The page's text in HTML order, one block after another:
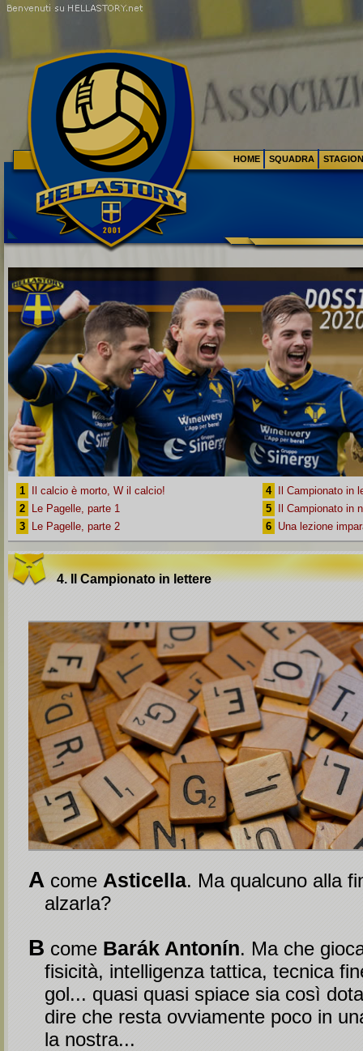
1
Il calcio è morto, W il calcio!
2
Le Pagelle, parte 1
3
Le Pagelle, parte 2
4
Il Campionato in
5
Il Campionato in
6 Una lezione
4. Il Campionato in lettere
A come Asticella. Ma qualcuno alla
alzarla?
B come Barák Antonín. Ma che
fisicità, intelligenza tattica, tecnica
gol... quasi quasi spiace sia così
dire che resta ovviamente poco in
la nostra...
HOME SQUADRA